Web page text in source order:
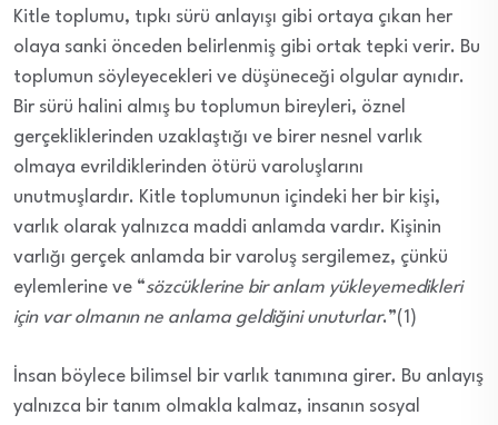
Kitle toplumu, tıpkı sürü anlayışı gibi ortaya çıkan her
olaya sanki önceden belirlenmiş gibi ortak tepki verir. Bu
toplumun söyleyecekleri ve düşüneceği olgular aynıdır.
Bir sürü halini almış bu toplumun bireyleri, öznel
gerçekliklerinden uzaklaştığı ve birer nesnel varlık
olmaya evrildiklerinden ötürü varoluşlarını
unutmuşlardır. Kitle toplumunun içindeki her bir kişi,
varlık olarak yalnızca maddi anlamda vardır. Kişinin
varlığı gerçek anlamda bir varoluş sergilemez, çünkü
eylemlerine ve “sözcüklerine bir anlam yükleyemedikleri
için var olmanın ne anlama geldiğini unuturlar.”(1)
İnsan böylece bilimsel bir varlık tanımına girer. Bu anlayış
yalnızca bir tanım olmakla kalmaz, insanın sosyal